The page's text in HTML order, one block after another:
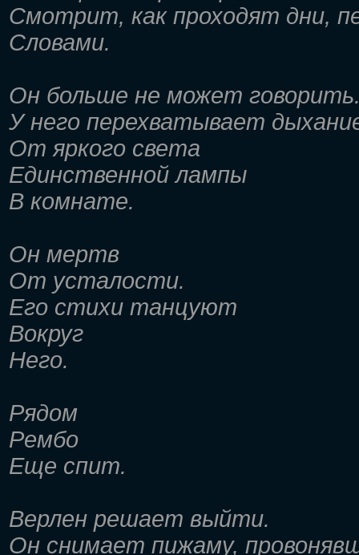
Смотрит, как проходят дни,
Словами.
Он больше не может
У него перехватывает
От яркого света
Единственной лампы
В комнате.
Он мертв
От усталости.
Его стихи танцуют
Вокруг
Него.
Рядом
Рембо
Еще спит.
Верлен решает выйти.
Он снимает пижаму,